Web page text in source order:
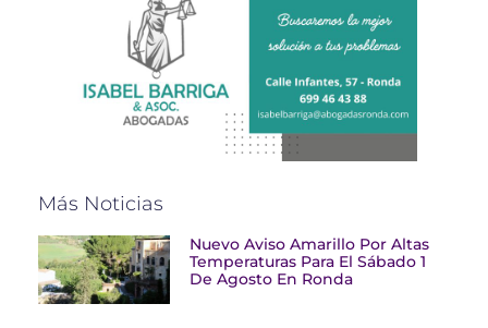
Más Noticias
Nuevo Aviso Amarillo Por Altas
Temperaturas Para El Sábado 1
De Agosto En Ronda